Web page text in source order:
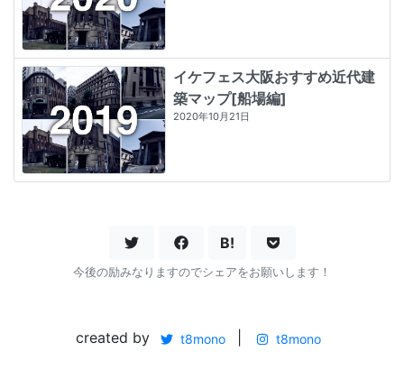
イケフェス大阪おすすめ近代建
築マップ[船場編]
2020年10月21日
B!
今後の励みなりますのでシェアをお願いします！
created by t8mono t8mono